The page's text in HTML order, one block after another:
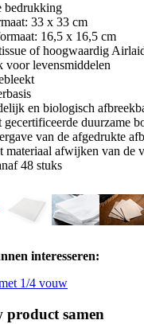
bedrukking
33 x 33 cm
16,5 x 16,5 cm
of hoogwaardig
voor levensmiddelen
en biologisch
gecertificeerde duurzame
van de afgedrukte
materiaal afwijken van de
48 stuks
interesseren:
1/4 vouw
product samen